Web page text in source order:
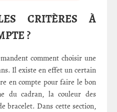
CRITÈRES À
?
comment choisir une
Il existe en effet un certain
en compte pour faire le bon
du cadran, la couleur des
bracelet. Dans cette section,